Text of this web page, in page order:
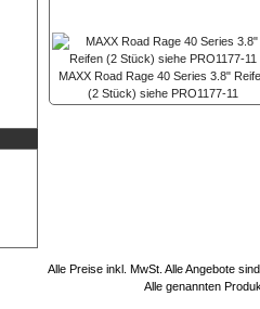
MAXX Road Rage 40 Series 3.8"
(2 Stück) siehe PRO1177-11
Alle Preise inkl. MwSt. Alle Angebote
Alle genannten